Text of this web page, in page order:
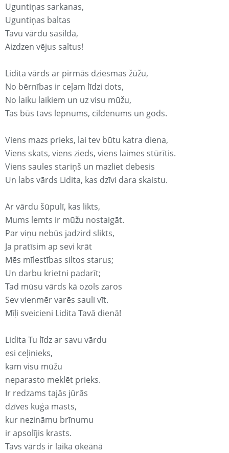
Uguntiņas sarkanas,
Uguntiņas baltas
Tavu vārdu sasilda,
Aizdzen vējus saltus!
Lidita vārds ar pirmās dziesmas žūžu,
No bērnības ir ceļam līdzi dots,
No laiku laikiem un uz visu mūžu,
Tas būs tavs lepnums, cildenums un gods.
Viens mazs prieks, lai tev būtu katra diena,
Viens skats, viens zieds, viens laimes stūrītis.
Viens saules stariņš un mazliet debesis
Un labs vārds Lidita, kas dzīvi dara skaistu.
Ar vārdu šūpulī, kas likts,
Mums lemts ir mūžu nostaigāt.
Par viņu nebūs jadzird slikts,
Ja pratīsim ap sevi krāt
Mēs mīlestības siltos starus;
Un darbu krietni padarīt;
Tad mūsu vārds kā ozols zaros
Sev vienmēr varēs sauli vīt.
Mīļi sveicieni Lidita Tavā dienā!
Lidita Tu līdz ar savu vārdu
esi ceļinieks,
kam visu mūžu
neparasto meklēt prieks.
Ir redzams tajās jūrās
dzīves kuģa masts,
kur nezināmu brīnumu
ir apsolījis krasts.
Tavs vārds ir laika okeānā